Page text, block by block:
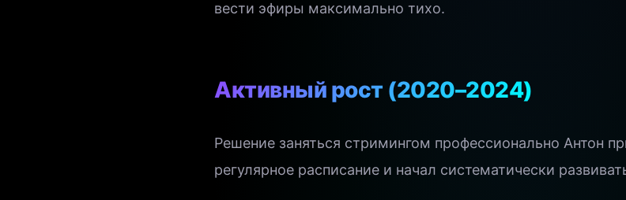
вести эфиры максимально тихо.
Активный рост (2020–2024)
Решение заняться стримингом профессионально Антон
регулярное расписание и начал систематически